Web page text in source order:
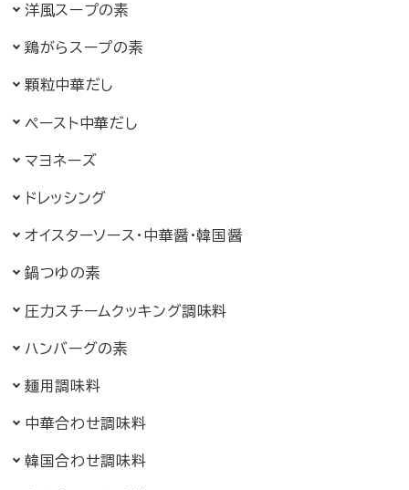
洋風スープの素
鶏がらスープの素
顆粒中華だし
ペースト中華だし
マヨネーズ
ドレッシング
オイスターソース・ 中華醤・韓国醤中華じゃん・韓国じゃん
鍋つゆの素
圧力スチームクッキング調味料
ハンバーグの素
麺用調味料
中華合わせ調味料
韓国合わせ調味料